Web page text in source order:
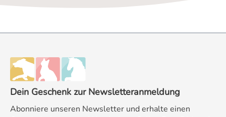
Dein Geschenk zur Newsletteranmeldung
Abonniere unseren Newsletter und erhalte einen